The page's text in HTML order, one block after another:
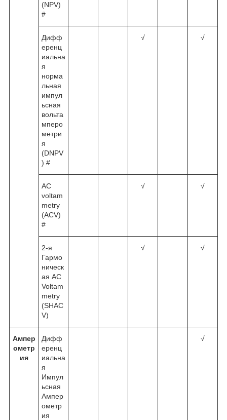
(NPV)
#
Дифф
еренц
иальна
я
норма
льная
импул
ьсная
вольта
мперо
метри
я
(DNPV
) #
√ √
AC
voltam
metry
(ACV)
#
√ √
2-я
Гармо
ническ
ая AC
Voltam
metry
(SHAC
V)
√ √
Ампер
ометр
ия
Дифф
еренц
иальна
я
Импул
ьсная
Ампер
ометр
ия
√